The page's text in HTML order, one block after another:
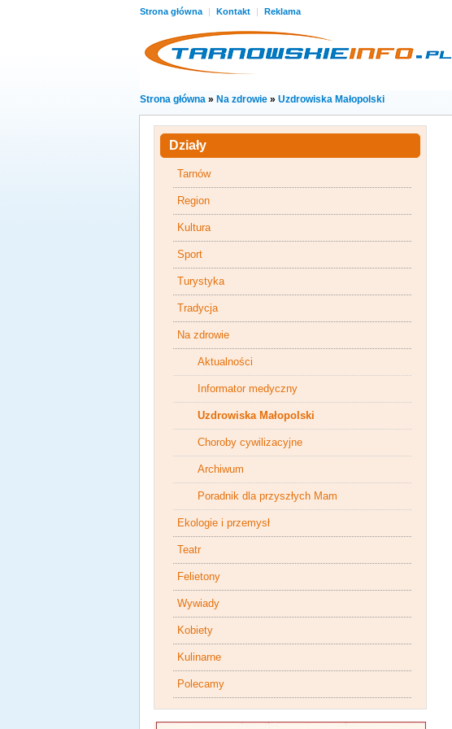
Strona główna | Kontakt | Reklama
Strona główna » Na zdrowie » Uzdrowiska Małopolski
Działy
Tarnów
Region
Kultura
Sport
Turystyka
Tradycja
Na zdrowie
Aktualności
Informator medyczny
Uzdrowiska Małopolski
Choroby cywilizacyjne
Archiwum
Poradnik dla przyszłych Mam
Ekologie i przemysł
Teatr
Felietony
Wywiady
Kobiety
Kulinarne
Polecamy